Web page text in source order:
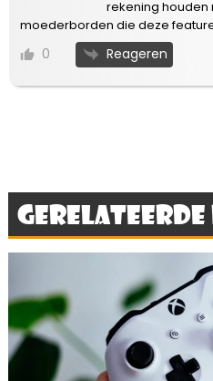
rekening houden
moederborden die deze
0 Reageren